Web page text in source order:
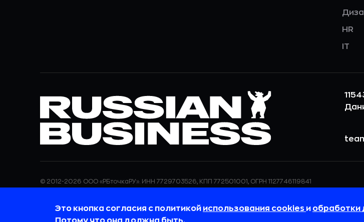
HR
IT
© 2012-2026 ООО «РБточкаРУ». ИНН 7729703526, КПП 772501001, ОГРН 1127746119841
требованиях к защите персональных данных отражены в Политике в отношении
обработки персональных данных.
Это кнопка согласия с политикой использования cookies и обработки